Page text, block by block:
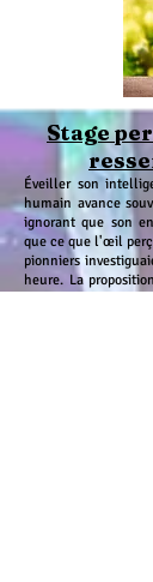
Stage
Éveiller son
humain avance
ignorant que son
que ce que l'œil
pionniers
heure. La